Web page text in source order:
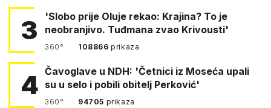
3
'Slobo prije Oluje rekao: Krajina? To je
neobranjivo. Tuđmana zvao Krivousti'
360° 108866prikaza
4 Čavoglave u NDH: 'Četnici iz Moseća upali
su u selo i pobili obitelj Perković'
360° 94705 prikaza